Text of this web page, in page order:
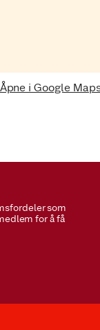
Åpne i Google
som
for å få